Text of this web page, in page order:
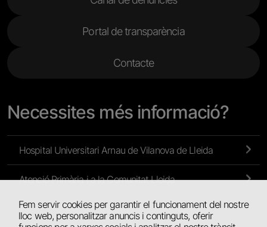
Fem servir cookies per garantir el funcionament del nostre
lloc web, personalitzar anuncis i continguts, oferir
Canal de denúncies
Portal de transparència
Contacte
Necessites més informació?
Hospital Universitari Arnau de Vilanova de Lleida
Atenció Primària de l’Alt Pirineu i Aran